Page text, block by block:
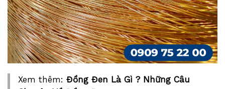
Xem thêm: Đồng Đen Là Gì ? Những Câu